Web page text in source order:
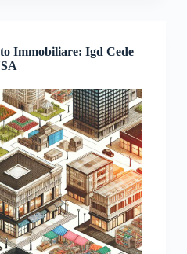
Immobiliare: Igd Cede